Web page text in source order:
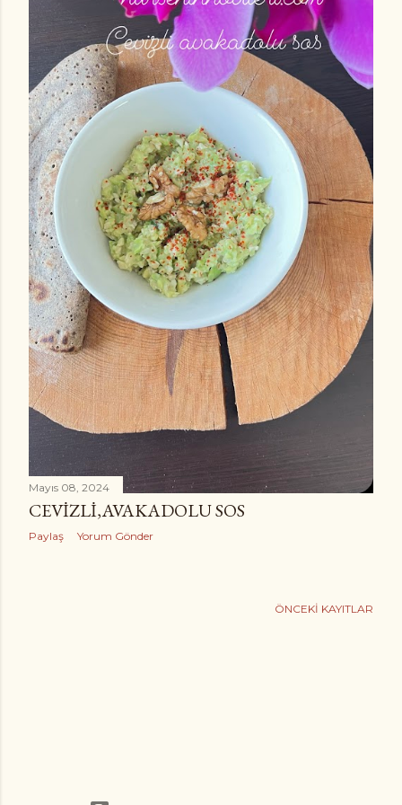
Mayıs 08, 2024
CEVIZLI,AVAKADOLU SOS
Paylaş Yorum Gönder
ÖNCEKI KAYITLAR